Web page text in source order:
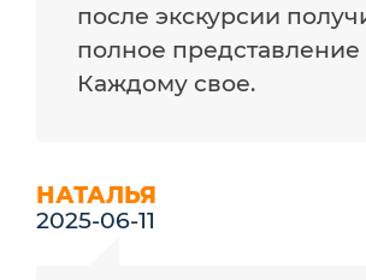
после экскурсии
полное представление
Каждому свое.
НАТАЛЬЯ
2025-06-11